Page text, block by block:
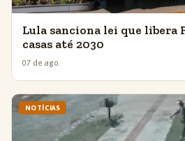
Lula sanciona lei que libera
casas até 2030
07 de ago.
NOTÍCIAS